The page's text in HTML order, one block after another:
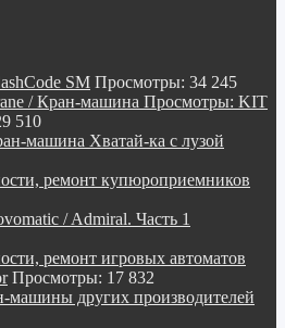
SM Просмотры: 34 245
/ Кран-машина Просмотры: KIT
510
машина Хватай-ка с лузой
ремонт купюроприемников
/ Admiral. Часть 1
ремонт игровых автоматов
Просмотры: 17 832
машины других производителей